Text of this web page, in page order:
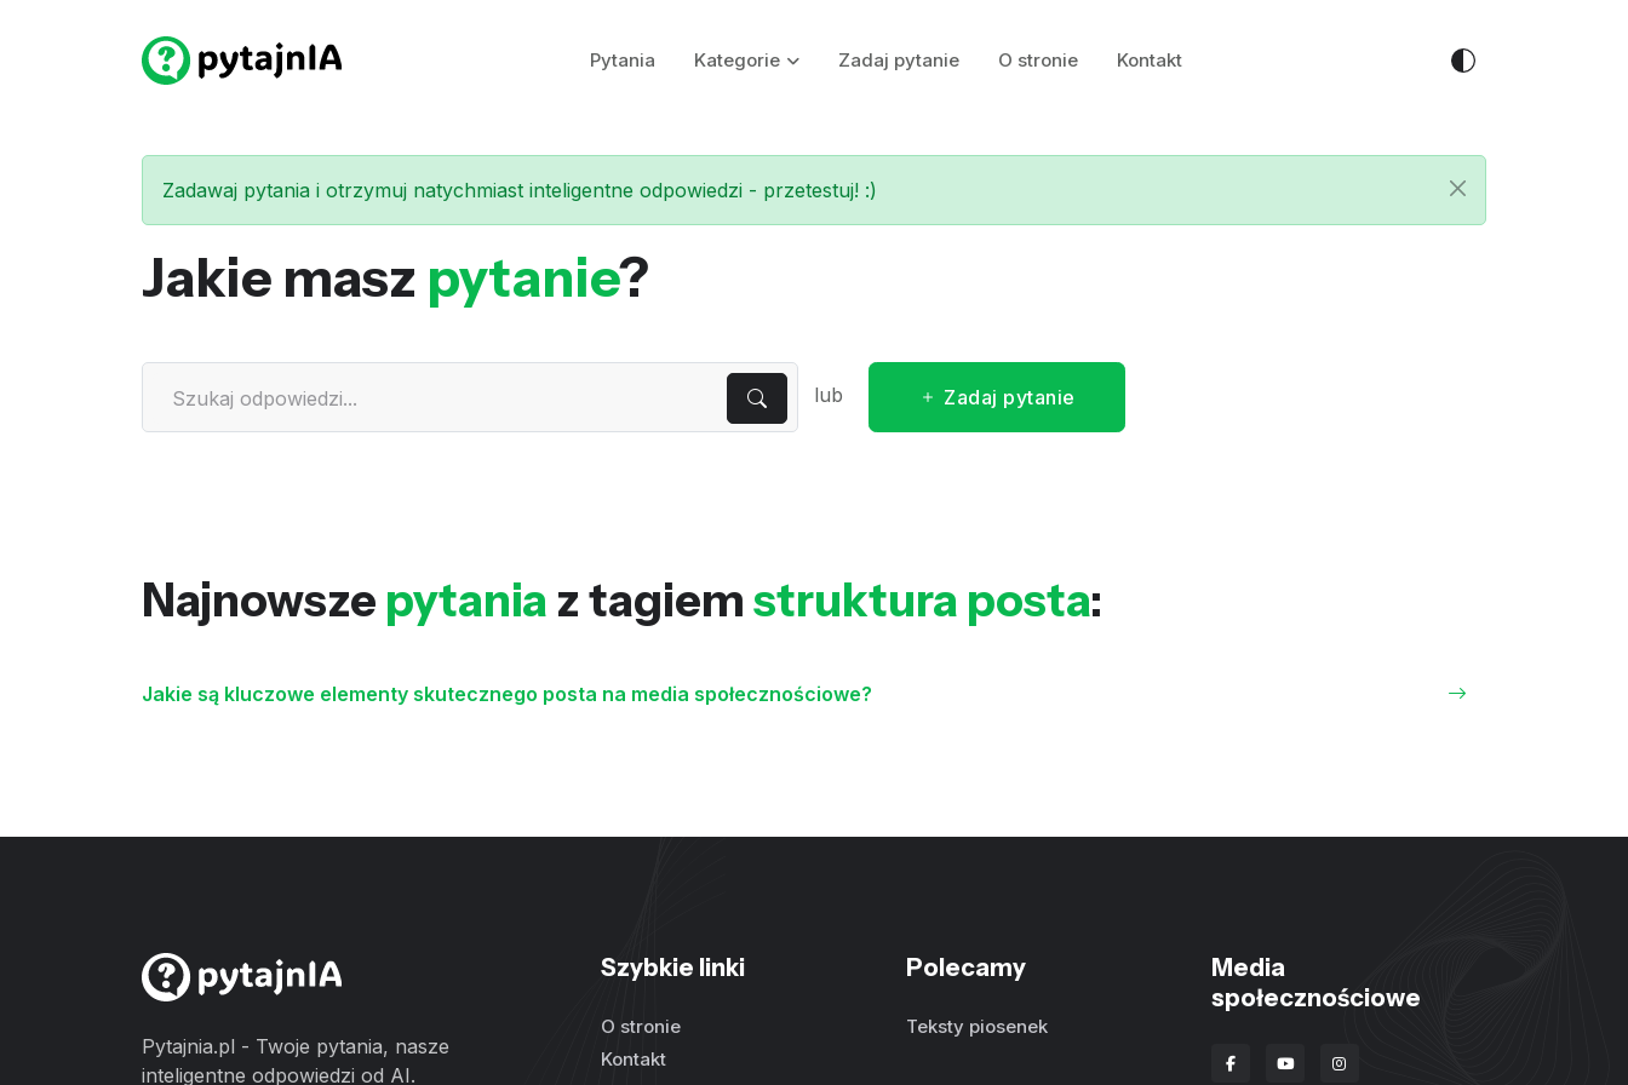
Pytania Kategorie Zadaj pytanie O stronie Kontakt
Zadawaj pytania i otrzymuj natychmiast inteligentne odpowiedzi - przetestuj! :)
Jakie masz pytanie?
lub Zadaj pytanie
Najnowsze pytania z tagiemstruktura posta:
Jakie są kluczowe elementy skutecznego posta na media społecznościowe?
Pytajnia.pl - Twoje pytania, nasze
inteligentne odpowiedzi od AI.
Szybkie linki
O stronie
Kontakt
Polecamy
Teksty piosenek
Media
społecznościowe